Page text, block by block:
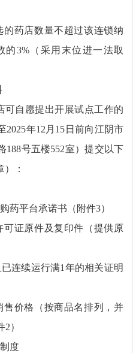
药店数量不超过该连锁纳
的3%（采用末位进一法取
可自愿提出开展试点工作的
2025年12 月 15 日前向江阴市
188号五楼552室）提交以下
：
药平台承诺书（附件3）
可证原件及复印件（提供原
连续运行满1 年的相关证明
售价格（按商品名排列，并
2）
度